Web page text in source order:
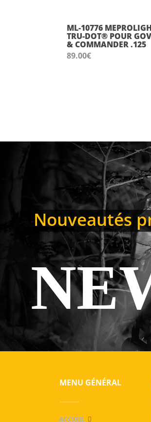
ML-10776
TRU-DOT® POUR
& COMMANDER .125
89.00€
Nouveautés
MENU GÉNÉRAL
ACCUEIL